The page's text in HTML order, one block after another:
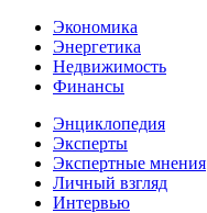
Экономика
Энергетика
Недвижимость
Финансы
Энциклопедия
Эксперты
Экспертные мнения
Личный взгляд
Интервью